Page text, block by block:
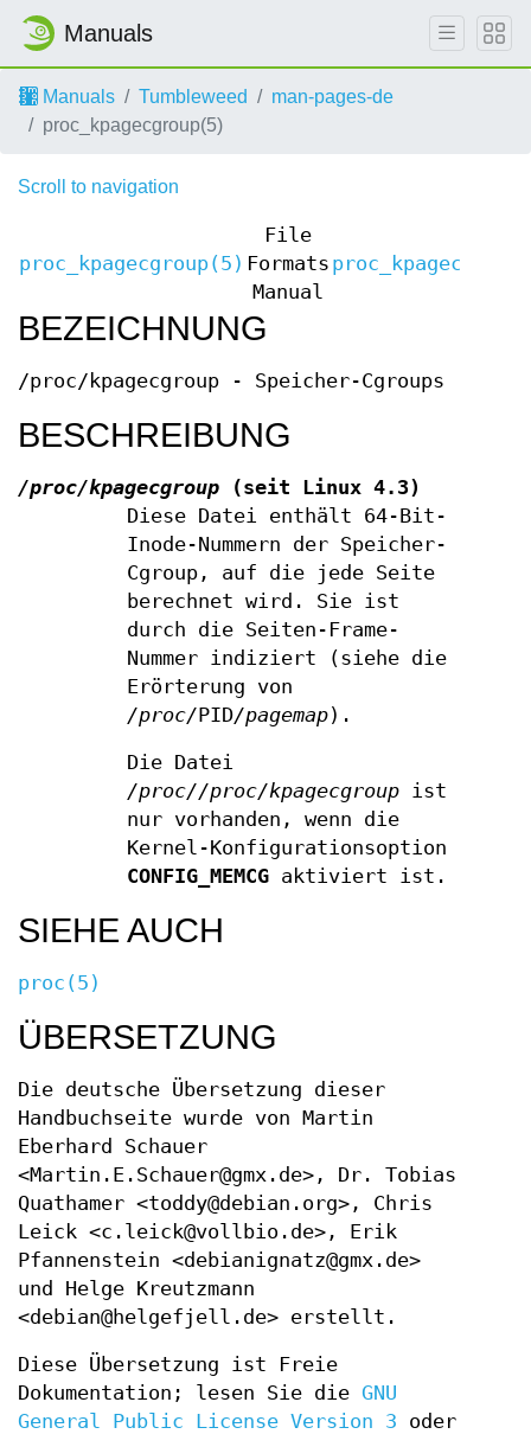
Manuals
Manuals Tumbleweed
man-pages-de
proc_kpagecgroup(5)
Scroll to navigation
proc_kpagecgroup(5)
File
Formats
Manual
BEZEICHNUNG
/proc/kpagecgroup - Speicher-Cgroups
BESCHREIBUNG
/proc/kpagecgroup (seit Linux 4.3)
Diese Datei enthält 64-Bit-
Inode-Nummern der Speicher-
Cgroup, auf die jede Seite
berechnet wird. Sie ist
durch die Seiten-Frame-
Nummer indiziert (siehe die
Erörterung von
/proc/PID/pagemap).
Die Datei
/proc//proc/kpagecgroupist
nur vorhanden, wenn die
Kernel-Konfigurationsoption
CONFIG_MEMCGaktiviert ist.
SIEHE AUCH
proc(5)
ÜBERSETZUNG
Die deutsche Übersetzung dieser
Handbuchseite wurde von Martin
Eberhard Schauer
<Martin.E.Schauer@gmx.de>, Dr. Tobias
Quathamer <toddy@debian.org>, Chris
Leick <c.leick@vollbio.de>, Erik
Pfannenstein <debianignatz@gmx.de>
und Helge Kreutzmann
<debian@helgefjell.de> erstellt.
Diese Übersetzung ist Freie
Dokumentation; lesen Sie die GNU
General Public License Version 3 oder